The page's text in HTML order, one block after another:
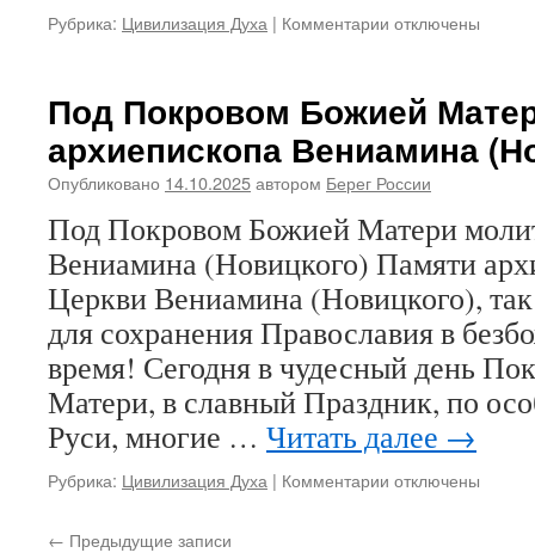
Рубрика: Цивилизация Духа | Комментарии к
являетесь
молитвенником
о
возрождении
Самодержавной
Православные
царелюбцы
поздравляют
митрополита
Вениамина
(Пушкаря)
с
днём
рождения
отключены
Под Покровом Божией
архиепископа Вениамина
Опубликовано 14.10.2025автором Берег России
Под Покровом Божией Матери
Вениамина (Новицкого) Памяти
Церкви Вениамина (Новицкого),
для сохранения Православия в
время! Сегодня в чудесный день
Матери, в славный Праздник, по
Руси, многие … Читать далее →
Рубрика: Цивилизация Духа | Комментарии котключены
← Предыдущие записи